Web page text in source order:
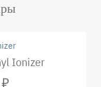
Ionizer